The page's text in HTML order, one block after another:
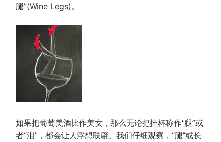
腿”(Wine Legs)。
如果把葡萄美酒比作美女，那么无论把挂杯称作“腿”或
者“泪”，都会让人浮想联翩。我们仔细观察，“腿”或长